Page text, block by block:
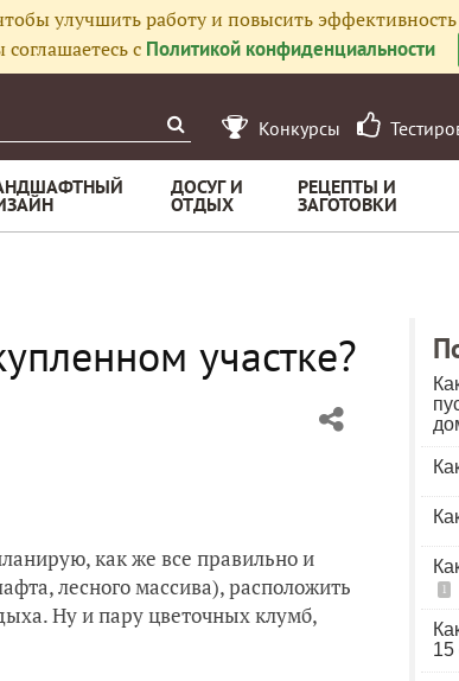
улучшить работу и повысить эффективность
с Политикой конфиденциальности
Конкурсы
ДОСУГ И
ОТДЫХ
РЕЦЕПТЫ И
ЗАГОТОВКИ
участке?
как же все правильно и
лесного массива), расположить
Ну и пару цветочных клумб,
1
15